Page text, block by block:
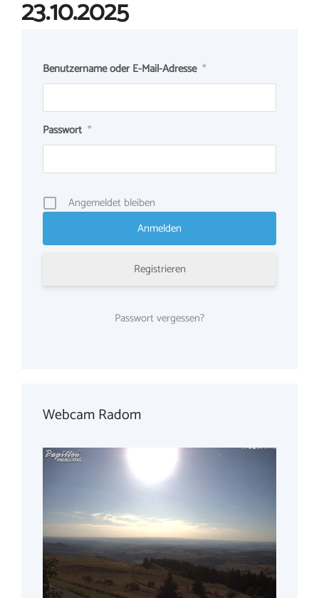
23.10.2025
Benutzername oder E-Mail-Adresse *
Passwort *
Angemeldet bleiben
Registrieren
Passwort vergessen?
Webcam Radom